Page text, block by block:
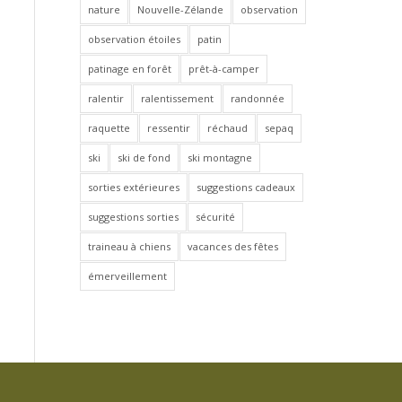
nature Nouvelle-Zélande observation
observation étoiles patin
patinage en forêt prêt-à-camper
ralentir ralentissement randonnée
raquette ressentir réchaud sepaq
ski ski de fond ski montagne
sorties extérieures suggestions cadeaux
suggestions sorties sécurité
traineau à chiens vacances des fêtes
émerveillement